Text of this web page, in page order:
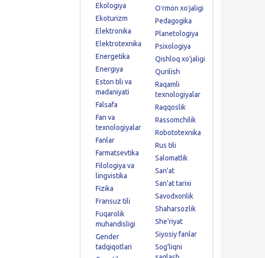
Ekologiya
Ekoturizm
Elektronika
Elektrotexnika
Energetika
Energiya
Eston tili va
madaniyati
Falsafa
Fan va
texnologiyalar
Fanlar
Farmatsevtika
Filologiya va
lingvistika
Fizika
Fransuz tili
Fuqarolik
muhandisligi
Gender
tadqiqotlari
Oʻrmon xoʻjaligi
Pedagogika
Planetologiya
Psixologiya
Qishloq xo'jaligi
Qurilish
Raqamli
texnologiyalar
Raqqoslik
Rassomchilik
Robototexnika
Rus tili
Salomatlik
San'at
San'at tarixi
Savodxonlik
Shaharsozlik
She'riyat
Siyosiy fanlar
Sog'liqni